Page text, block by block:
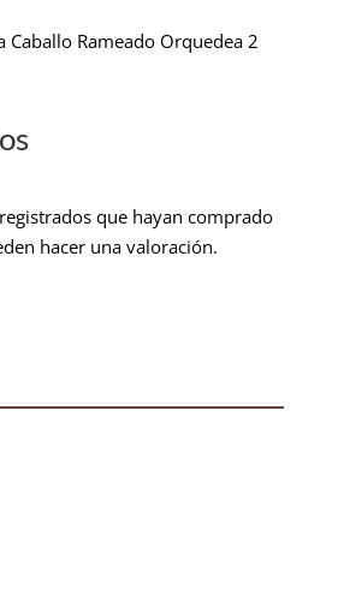
Caballo Rameado Orquedea 2
que hayan comprado
hacer una valoración.